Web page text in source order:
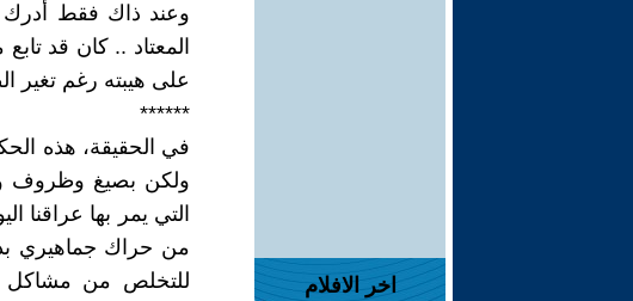
اخر الافلام
وعند ذاك فقط أدرك
المعتاد .. كان قد
على هيبته رغم تغير
******
في الحقيقة، هذه
ولكن بصيغ وظروف
التي يمر بها
من حراك جماهيري
للتخلص من مشاكل